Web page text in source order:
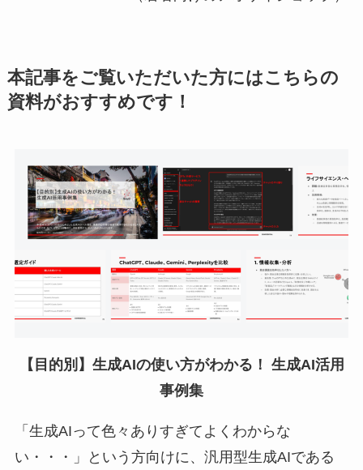
本記事をご覧いただいた方にはこちらの
資料がおすすめです！
【目的別】生成AIの使い方がわかる！ 生成AI活用
事例集
「生成AIって色々ありすぎてよくわからな
い・・・」という方向けに、汎用型生成AIである